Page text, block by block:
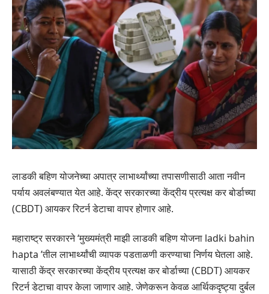
लाडकी बहिण योजनेच्या अपात्र लाभार्थ्यांच्या तपासणीसाठी आता नवीन
पर्याय अवलंबण्यात येत आहे. केंद्र सरकारच्या केंद्रीय प्रत्यक्ष कर बोर्डाच्या
(CBDT) आयकर रिटर्न डेटाचा वापर होणार आहे.
महाराष्ट्र सरकारने ‘मुख्यमंत्री माझी लाडकी बहिण योजना ladki bahin
hapta ’तील लाभार्थ्यांची व्यापक पडताळणी करण्याचा निर्णय घेतला आहे.
यासाठी केंद्र सरकारच्या केंद्रीय प्रत्यक्ष कर बोर्डाच्या (CBDT) आयकर
रिटर्न डेटाचा वापर केला जाणार आहे. जेणेकरून केवळ आर्थिकदृष्ट्या दुर्बल